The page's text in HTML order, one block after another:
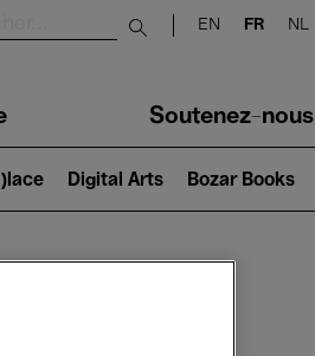
Submit search
EN FR NL
Soutenez-nous
Digital Arts Bozar Books